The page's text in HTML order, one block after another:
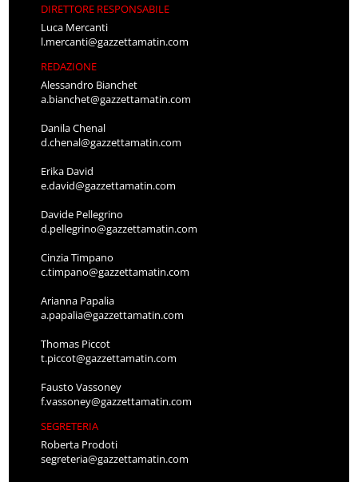
DIRETTORE RESPONSABILE
Luca Mercanti
l.mercanti@gazzettamatin.com
REDAZIONE
Alessandro Bianchet
a.bianchet@gazzettamatin.com
Danila Chenal
d.chenal@gazzettamatin.com
Erika David
e.david@gazzettamatin.com
Davide Pellegrino
d.pellegrino@gazzettamatin.com
Cinzia Timpano
c.timpano@gazzettamatin.com
Arianna Papalia
a.papalia@gazzettamatin.com
Thomas Piccot
t.piccot@gazzettamatin.com
Fausto Vassoney
f.vassoney@gazzettamatin.com
SEGRETERIA
Roberta Prodoti
segreteria@gazzettamatin.com